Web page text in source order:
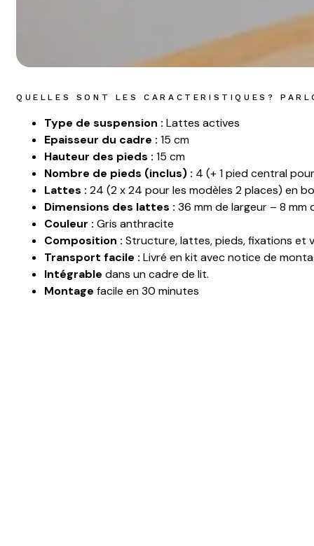
QUELLES SONT LES CARACTERISTIQUES?
Type de suspension : Lattes actives
Epaisseur du cadre : 15 cm
Hauteur des pieds : 15 cm
Nombre de pieds (inclus) : 4 (+ 1 pied central
Lattes : 24 (2 x 24 pour les modèles 2 places) en
Dimensions des lattes : 36 mm de largeur – 8 mm
Couleur : Gris anthracite
Composition : Structure, lattes, pieds, fixations et
Transport facile : Livré en kit avec notice de
Intégrable dans un cadre de lit.
Montage facile en 30 minutes